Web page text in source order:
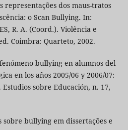
dos maus-tratos
o Scan Bullying. In:
R. A. (Coord.). Violência e
Coimbra: Quarteto, 2002.
bullying en alumnos del
en los años 2005/06 y 2006/07:
sobre Educación, n. 17,
sobre bullying em dissertações e